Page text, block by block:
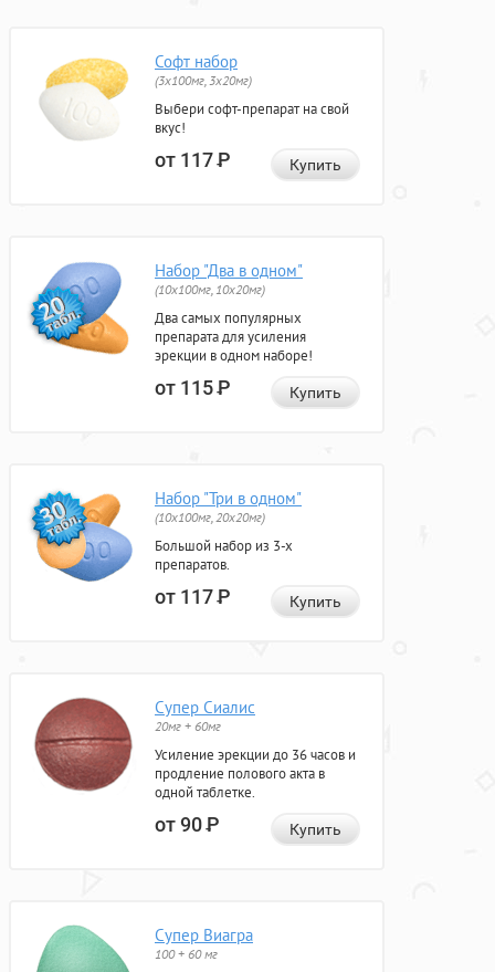
Софт набор
(3x100мг, 3x20мг)
Выбери софт-препарат на свой
вкус!
от 117Р Купить
Набор "Два в одном"
(10x100мг, 10x20мг)
Два самых популярных
препарата для усиления
эрекции в одном наборе!
от 115Р Купить
Набор "Три в одном"
(10x100мг, 20x20мг)
Большой набор из 3-х
препаратов.
от 117Р Купить
Супер Сиалис
20мг + 60мг
Усиление эрекции до 36 часов и
продление полового акта в
одной таблетке.
от 90Р Купить
Супер Виагра
100 + 60 мг